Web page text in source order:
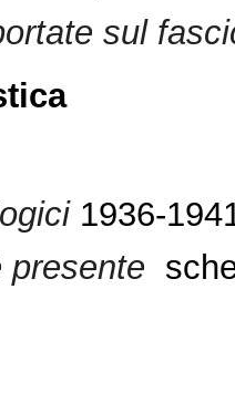
sul
1936-
presente